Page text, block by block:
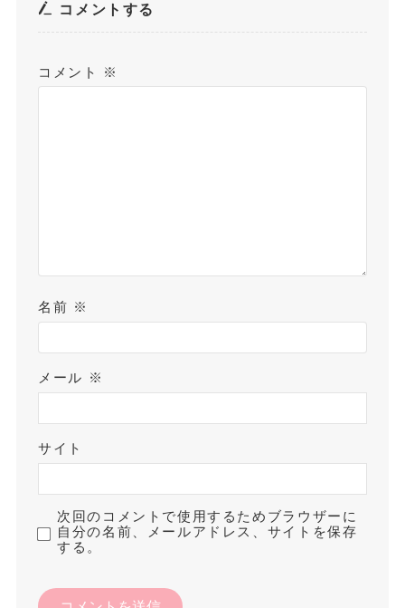
コメントする
コメント ※
名前 ※
メール ※
サイト
次回のコメントで使用するためブラウザーに
自分の名前、メールアドレス、サイトを保存
する。